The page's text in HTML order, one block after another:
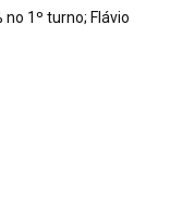
no 1º turno; Flávio